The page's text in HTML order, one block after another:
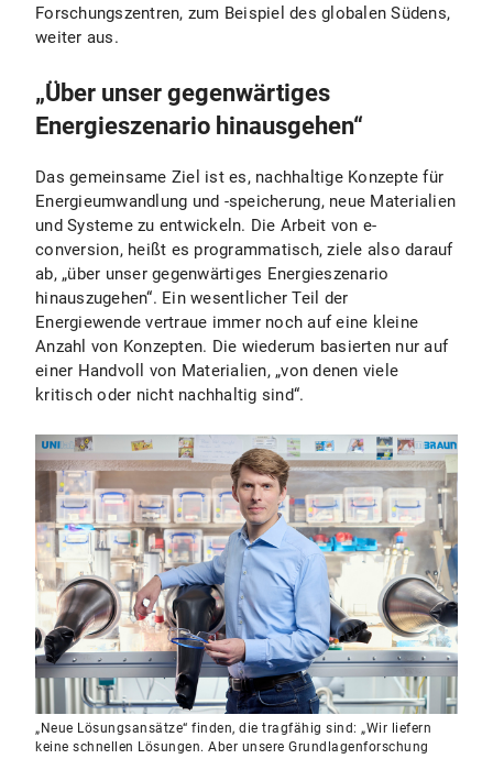
Forschungszentren, zum Beispiel des globalen Südens,
weiter aus.
„Über unser gegenwärtiges
Energieszenario hinausgehen“
Das gemeinsame Ziel ist es, nachhaltige Konzepte für
Energieumwandlung und -speicherung, neue Materialien
und Systeme zu entwickeln. Die Arbeit von e-
conversion, heißt es programmatisch, ziele also darauf
ab, „über unser gegenwärtiges Energieszenario
hinauszugehen“. Ein wesentlicher Teil der
Energiewende vertraue immer noch auf eine kleine
Anzahl von Konzepten. Die wiederum basierten nur auf
einer Handvoll von Materialien, „von denen viele
kritisch oder nicht nachhaltig sind“.
„Neue Lösungsansätze“ finden, die tragfähig sind: „Wir liefern
keine schnellen Lösungen. Aber unsere Grundlagenforschung